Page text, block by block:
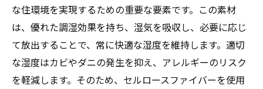
な住環境を実現するための重要な要素です。この素材
は、優れた調湿効果を持ち、湿気を吸収し、必要に応じ
て放出することで、常に快適な湿度を維持します。適切
な湿度はカビやダニの発生を抑え、アレルギーのリスク
を軽減します。そのため、セルロースファイバーを使用